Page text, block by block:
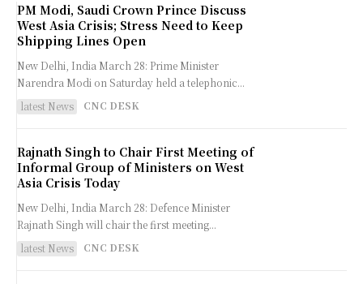
PM Modi, Saudi Crown Prince Discuss
West Asia Crisis; Stress Need to Keep
Shipping Lines Open
New Delhi, India March 28: Prime Minister
Narendra Modi on Saturday held a telephonic...
latest News
CNC DESK
Rajnath Singh to Chair First Meeting of
Informal Group of Ministers on West
Asia Crisis Today
New Delhi, India March 28: Defence Minister
Rajnath Singh will chair the first meeting...
latest News
CNC DESK